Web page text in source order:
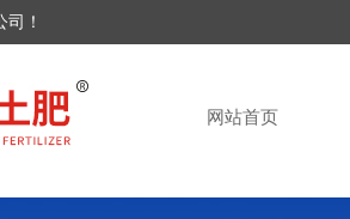
！
网站首页